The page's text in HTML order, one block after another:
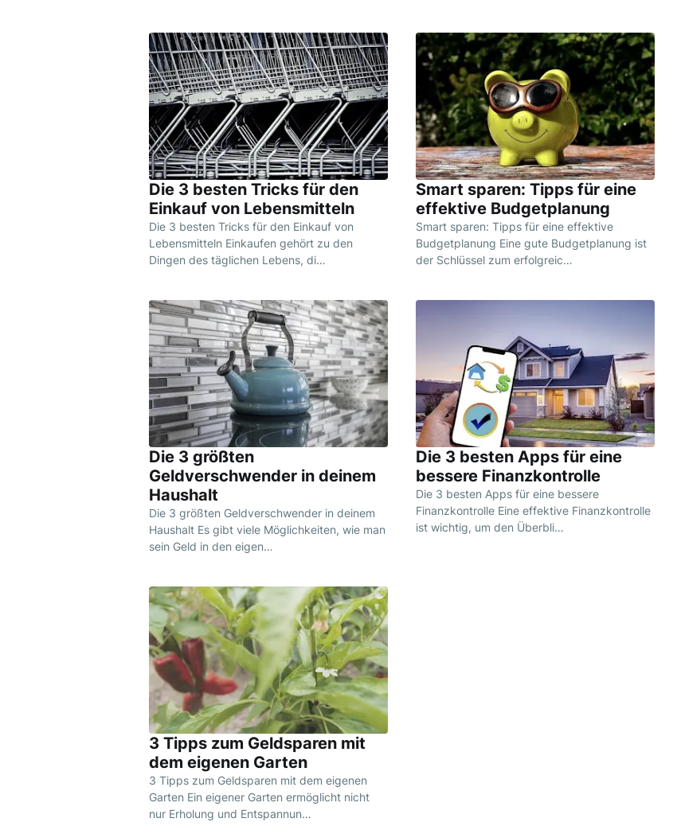
Die 3 besten Tricks für den
Einkauf von Lebensmitteln
Die 3 besten Tricks für den Einkauf von
Lebensmitteln Einkaufen gehört zu den
Dingen des täglichen Lebens, di…
Smart sparen: Tipps für eine
effektive Budgetplanung
Smart sparen: Tipps für eine effektive
Budgetplanung Eine gute Budgetplanung ist
der Schlüssel zum erfolgreic…
Die 3 größten
Geldverschwender in deinem
Haushalt
Die 3 größten Geldverschwender in deinem
Haushalt Es gibt viele Möglichkeiten, wie man
sein Geld in den eigen…
Die 3 besten Apps für eine
bessere Finanzkontrolle
Die 3 besten Apps für eine bessere
Finanzkontrolle Eine effektive Finanzkontrolle
ist wichtig, um den Überbli…
3 Tipps zum Geldsparen mit
dem eigenen Garten
3 Tipps zum Geldsparen mit dem eigenen
Garten Ein eigener Garten ermöglicht nicht
nur Erholung und Entspannun…